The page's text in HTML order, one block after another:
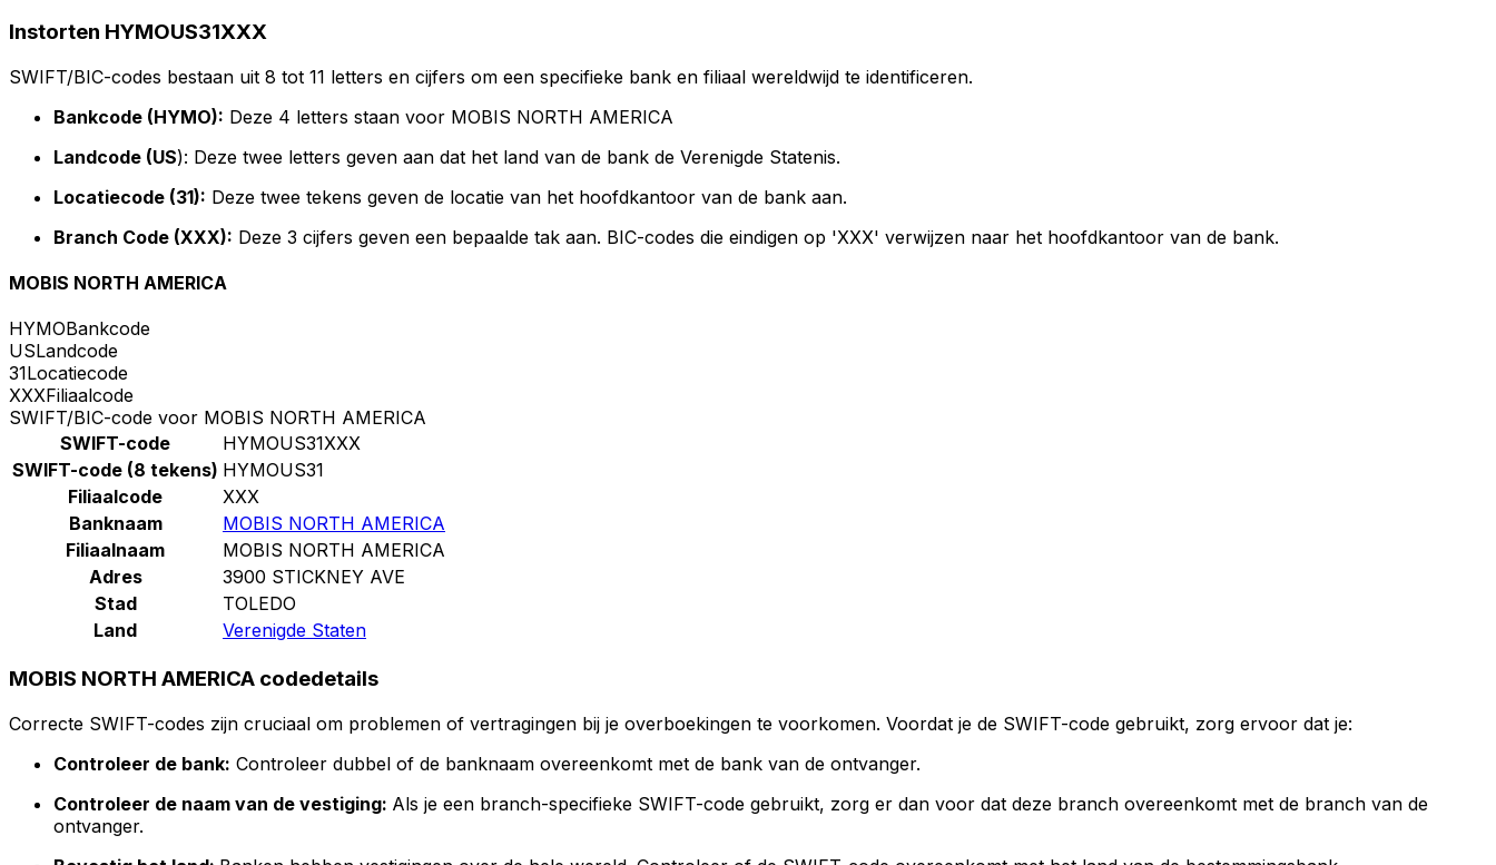
Instorten HYMOUS31XXX
SWIFT/BIC-codes bestaan uit 8 tot 11 letters en cijfers om een specifieke bank en filiaal wereldwijd te identificeren.
Bankcode (HYMO): Deze 4 letters staan voor MOBIS NORTH AMERICA
Landcode (US): Deze twee letters geven aan dat het land van de bank de Verenigde Statenis.
Locatiecode (31): Deze twee tekens geven de locatie van het hoofdkantoor van de bank aan.
Branch Code (XXX): Deze 3 cijfers geven een bepaalde tak aan. BIC-codes die eindigen op 'XXX' verwijzen naar het hoofdkantoor van de bank.
MOBIS NORTH AMERICA
HYMOBankcode
USLandcode
31Locatiecode
XXXFiliaalcode
SWIFT/BIC-code voor MOBIS NORTH AMERICA
SWIFT-code
HYMOUS31XXX
SWIFT-code (8 tekens) HYMOUS31
Filiaalcode
XXX
Banknaam
MOBIS NORTH AMERICA
Filiaalnaam
MOBIS NORTH AMERICA
Adres
3900 STICKNEY AVE
Stad
TOLEDO
Land
Verenigde Staten
MOBIS NORTH AMERICA codedetails
Correcte SWIFT-codes zijn cruciaal om problemen of vertragingen bij je overboekingen te voorkomen. Voordat je de SWIFT-code gebruikt, zorg ervoor dat je:
Controleer de bank: Controleer dubbel of de banknaam overeenkomt met de bank van de ontvanger.
Controleer de naam van de vestiging: Als je een branch-specifieke SWIFT-code gebruikt, zorg er dan voor dat deze branch overeenkomt met de branch van de
ontvanger.